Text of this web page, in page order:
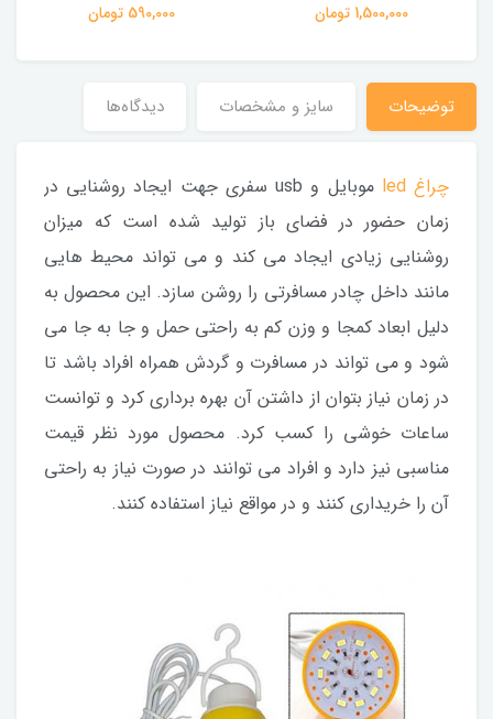
1,500,000 تومان 590,000 تومان
توضیحات سایز و مشخصات دیدگاه‌ها
چراغ led
موبایل و usb سفری جهت ایجاد روشنایی در
زمان حضور در فضای باز تولید شده است که میزان
روشنایی زیادی ایجاد می کند و می تواند محیط هایی
مانند داخل چادر مسافرتی را روشن سازد. این محصول به
دلیل ابعاد کمجا و وزن کم به راحتی حمل و جا به جا می
شود و می تواند در مسافرت و گردش همراه افراد باشد تا
در زمان نیاز بتوان از داشتن آن بهره برداری کرد و توانست
ساعات خوشی را کسب کرد. محصول مورد نظر قیمت
مناسبی نیز دارد و افراد می توانند در صورت نیاز به راحتی
آن را خریداری کنند و در مواقع نیاز استفاده کنند.